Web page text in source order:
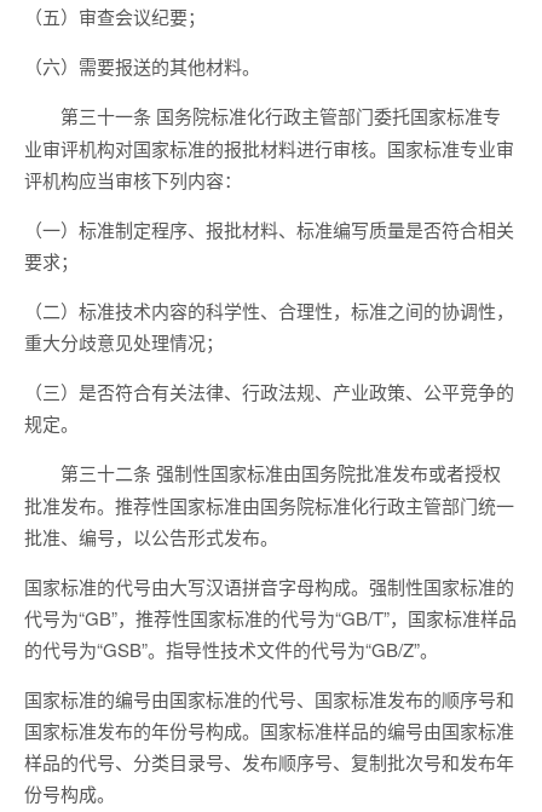
（五）审查会议纪要；
（六）需要报送的其他材料。
第三十一条 国务院标准化行政主管部门委托国家标准专
业审评机构对国家标准的报批材料进行审核。国家标准专业审
评机构应当审核下列内容：
（一）标准制定程序、报批材料、标准编写质量是否符合相关
要求；
（二）标准技术内容的科学性、合理性，标准之间的协调性，
重大分歧意见处理情况；
（三）是否符合有关法律、行政法规、产业政策、公平竞争的
规定。
第三十二条 强制性国家标准由国务院批准发布或者授权
批准发布。推荐性国家标准由国务院标准化行政主管部门统一
批准、编号，以公告形式发布。
国家标准的代号由大写汉语拼音字母构成。强制性国家标准的
代号为“GB”，推荐性国家标准的代号为“GB/T”，国家标准样品
的代号为“GSB”。指导性技术文件的代号为“GB/Z”。
国家标准的编号由国家标准的代号、国家标准发布的顺序号和
国家标准发布的年份号构成。国家标准样品的编号由国家标准
样品的代号、分类目录号、发布顺序号、复制批次号和发布年
份号构成。